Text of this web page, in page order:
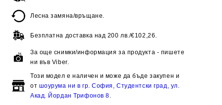
Лесна замяна/връщане.
Безплатна доставка над 200 лв./€102,26.
За още снимки/информация за продукта - пишете
ни във Viber.
Този модел е наличен и може да бъде закупен и
от шоурума ни в гр. София, Студентски град, ул.
Акад. Йордан Трифонов 8